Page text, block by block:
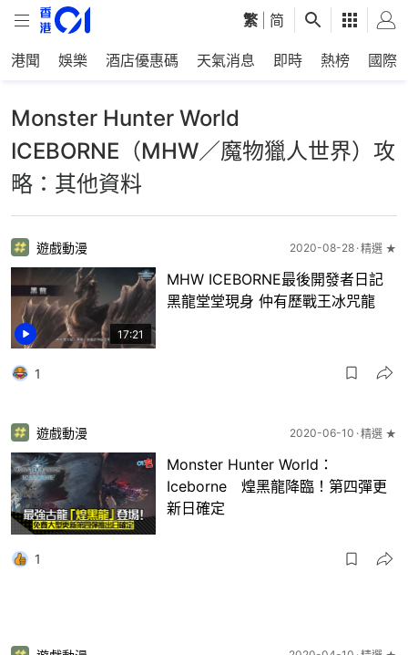
繁 简
港聞 娛樂 酒店優惠碼 天氣消息 即時 熱榜 國際
Monster Hunter World
ICEBORNE（MHW／魔物獵人世界）攻
略：其他資料
17:21
遊戲動漫 2020-08-28 精選 ★
MHW ICEBORNE最後開發者日記
黑龍堂堂現身 仲有歷戰王冰咒龍
1
遊戲動漫 2020-06-10 精選 ★
Monster Hunter World：
Iceborne 煌黑龍降臨！第四彈更
新日確定
1